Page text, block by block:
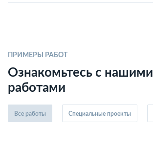
ПРИМЕРЫ РАБОТ
Ознакомьтесь с нашими
работами
Все работы Специальные проекты